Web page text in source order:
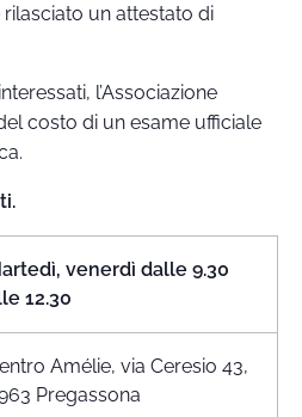
un attestato di
l’Associazione
costo di un esame ufficiale
venerdì dalle 9.30
12.30
Amélie, via Ceresio 43,
Pregassona